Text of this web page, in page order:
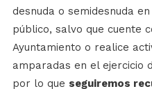
desnuda o semidesnuda
público, salvo que cuente
Ayuntamiento o realice
amparadas en el ejercicio
por lo que seguiremos